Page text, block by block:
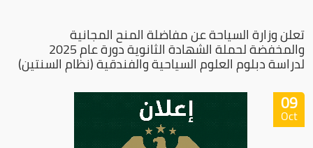
تعلن وزارة السياحة عن مفاضلة المنح المجانية
والمخفضة لحملة الشهادة الثانوية دورة عام 2025
لدراسة دبلوم العلوم السياحية والفندقية (نظام السنتين)
09
Oct